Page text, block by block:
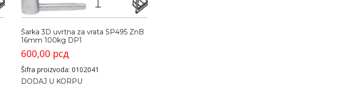
Šarka 3D uvrtna za vrata SP495 ZnB
16mm 100kg DP1
600,00 рсд
Šifra proizvoda: 0102041
DODAJ U KORPU